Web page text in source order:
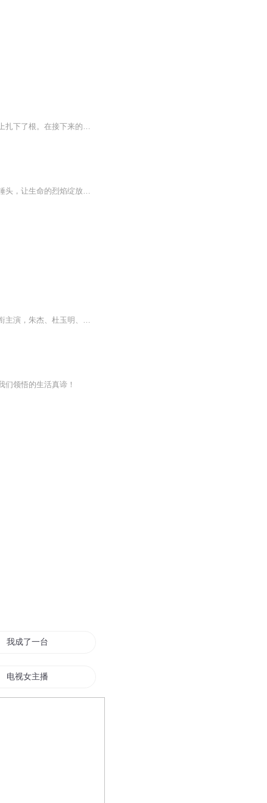
新中国成立后，何常胜为支援社会主义建设，携家带口从扬州江都移居安徽淮南，在淮河边上扎下了根。在接下来的二十年中，何常胜连得六个女儿，却在一场车祸中告别人世。大姐何家丽和奶奶何文氏、妈妈刘美心一起承担起了家庭重担，安顿妹妹们成家立业。时代...
我们见证了改革开放的一路前行，我你创造了无数的物质与精神财富！一手拿锄头，一手拿锤头，让生命的烈焰绽放出了无限的光辉！我们平凡却并不卑微！凭着坚忍性格，坚实地踏出了一条条不同的人生轨迹！
《雪豹》是由浙江华策影视股份有限公司出品发行，陈皓威、杜玉明执导，文章、陶飞霏领衔主演，朱杰、杜玉明、耿长军、潘泰名、刘立伟、李卓霖、一真、张若昀、乔鹏樾联合主演，王奎荣、于震、吴秀波、何政军、侯天来、王珂、黄俊鹏友情出演的抗战题材电视...
领悟的生活真谛！
我成了一台电脑
电视女主播